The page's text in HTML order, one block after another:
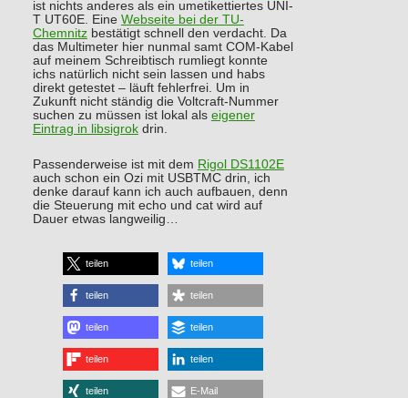
ist nichts anderes als ein umetikettiertes UNI-
T UT60E. Eine Webseite bei der TU-
Chemnitzbestätigt schnell den verdacht. Da
das Multimeter hier nunmal samt COM-Kabel
auf meinem Schreibtisch rumliegt konnte
ichs natürlich nicht sein lassen und habs
direkt getestet – läuft fehlerfrei. Um in
Zukunft nicht ständig die Voltcraft-Nummer
suchen zu müssen ist lokal als eigener
Eintrag in libsigrokdrin.
Passenderweise ist mit dem Rigol DS1102E
auch schon ein Ozi mit USBTMC drin, ich
denke darauf kann ich auch aufbauen, denn
die Steuerung mit echo und cat wird auf
Dauer etwas langweilig…
teilen teilen
teilen teilen
teilen teilen
teilen teilen
teilen E-Mail